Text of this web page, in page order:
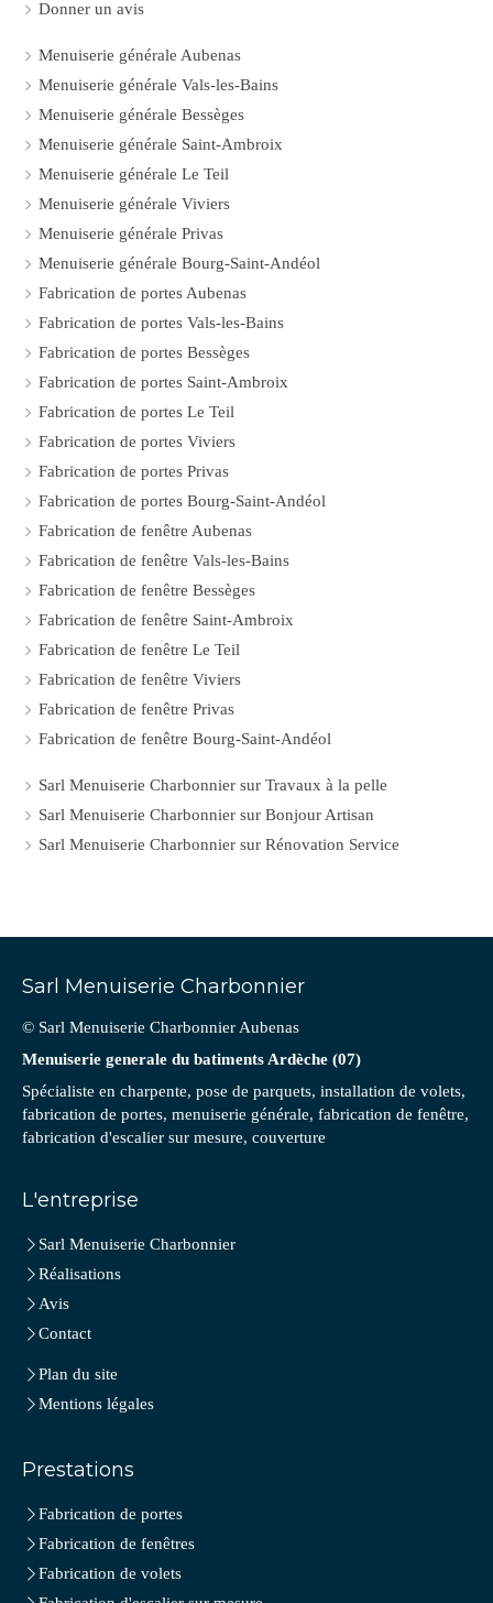
Donner un avis
Menuiserie générale Aubenas
Menuiserie générale Vals-les-Bains
Menuiserie générale Bessèges
Menuiserie générale Saint-Ambroix
Menuiserie générale Le Teil
Menuiserie générale Viviers
Menuiserie générale Privas
Menuiserie générale Bourg-Saint-Andéol
Fabrication de portes Aubenas
Fabrication de portes Vals-les-Bains
Fabrication de portes Bessèges
Fabrication de portes Saint-Ambroix
Fabrication de portes Le Teil
Fabrication de portes Viviers
Fabrication de portes Privas
Fabrication de portes Bourg-Saint-Andéol
Fabrication de fenêtre Aubenas
Fabrication de fenêtre Vals-les-Bains
Fabrication de fenêtre Bessèges
Fabrication de fenêtre Saint-Ambroix
Fabrication de fenêtre Le Teil
Fabrication de fenêtre Viviers
Fabrication de fenêtre Privas
Fabrication de fenêtre Bourg-Saint-Andéol
Sarl Menuiserie Charbonnier sur Travaux à la pelle
Sarl Menuiserie Charbonnier sur Bonjour Artisan
Sarl Menuiserie Charbonnier sur Rénovation Service
Sarl Menuiserie Charbonnier
© Sarl Menuiserie Charbonnier Aubenas
Menuiserie generale du batiments Ardèche (07)
Spécialiste en charpente, pose de parquets, installation de volets,
fabrication de portes, menuiserie générale, fabrication de fenêtre,
fabrication d'escalier sur mesure, couverture
L'entreprise
Sarl Menuiserie Charbonnier
Réalisations
Avis
Contact
Plan du site
Mentions légales
Prestations
Fabrication de portes
Fabrication de fenêtres
Fabrication de volets